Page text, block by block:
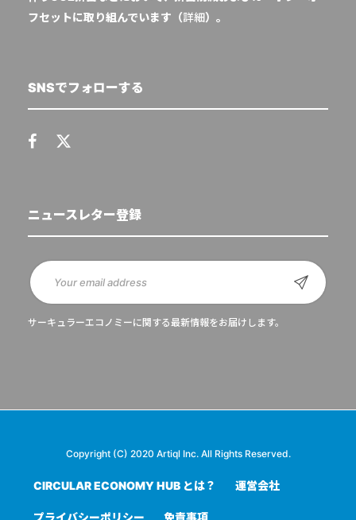
フセットに取り組んでいます（詳細）。
SNSでフォローする
ニュースレター登録
サーキュラーエコノミーに関する最新情報をお届けします。
Copyright (C) 2020 Artiql Inc. All Rights Reserved.
CIRCULAR ECONOMY HUB とは？ 運営会社
プライバシーポリシー 免責事項